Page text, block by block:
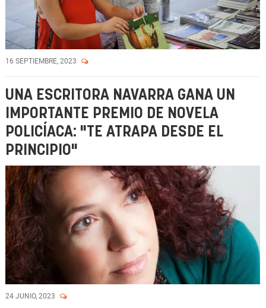
16 SEPTIEMBRE, 2023
UNA ESCRITORA NAVARRA GANA UN
IMPORTANTE PREMIO DE NOVELA
POLICÍACA: "TE ATRAPA DESDE EL
PRINCIPIO"
24 JUNIO, 2023